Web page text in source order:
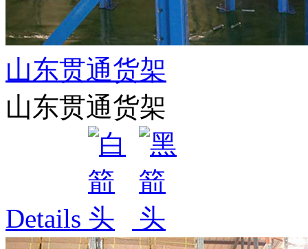
山东贯通货架
山东贯通货架
Details